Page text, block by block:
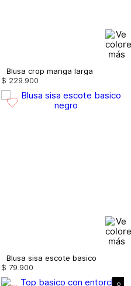
Blusa crop manga larga
$ 229 900
Blusa sisa escote basico
$ 79 900